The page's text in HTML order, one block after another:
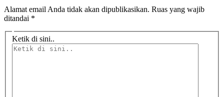
Alamat email Anda tidak akan dipublikasikan. Ruas yang wajib
ditandai *
Ketik di sini..